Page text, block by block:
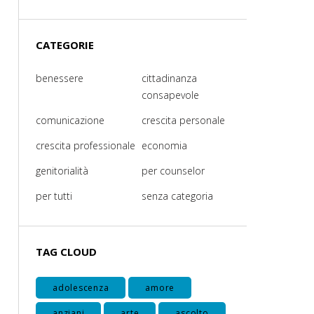
CATEGORIE
benessere
cittadinanza
consapevole
comunicazione
crescita personale
crescita professionale economia
genitorialità
per counselor
per tutti
senza categoria
TAG CLOUD
adolescenza amore